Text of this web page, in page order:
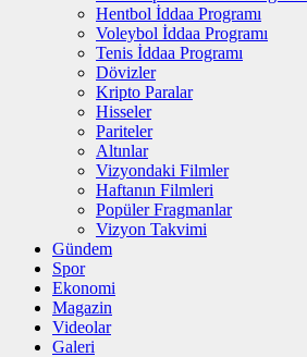
Hentbol İddaa Programı
Voleybol İddaa Programı
Tenis İddaa Programı
Dövizler
Kripto Paralar
Hisseler
Pariteler
Altınlar
Vizyondaki Filmler
Haftanın Filmleri
Popüler Fragmanlar
Vizyon Takvimi
Gündem
Spor
Ekonomi
Magazin
Videolar
Galeri